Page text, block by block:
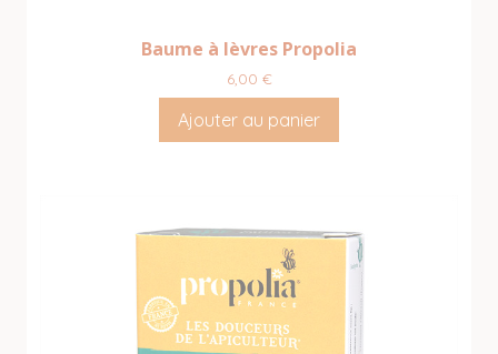
Baume à lèvres Propolia
6,00 €
Ajouter au panier